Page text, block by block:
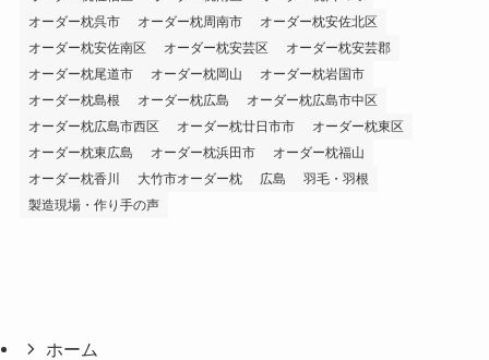
オーダー枕呉市
オーダー枕周南市
オーダー枕安佐北区
オーダー枕安佐南区
オーダー枕安芸区
オーダー枕安芸郡
オーダー枕尾道市
オーダー枕岡山
オーダー枕岩国市
オーダー枕島根
オーダー枕広島
オーダー枕広島市中区
オーダー枕広島市西区
オーダー枕廿日市市
オーダー枕東区
オーダー枕東広島
オーダー枕浜田市
オーダー枕福山
オーダー枕香川
大竹市オーダー枕 広島
羽毛・羽根
製造現場・作り手の声
ホーム